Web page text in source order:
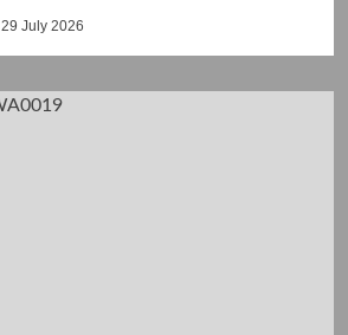
29 July 2026